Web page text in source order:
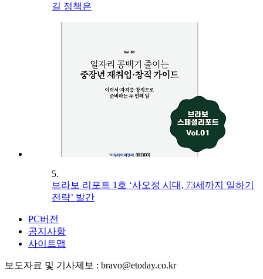
길 정책은
5.
브라보 리포트 1호 ‘사오정 시대, 73세까지 일하기
전략’ 발간
PC버전
공지사항
사이트맵
보도자료 및 기사제보 : bravo@etoday.co.kr